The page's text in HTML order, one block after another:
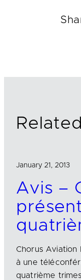
January 21, 2013
Avis –
Chorus Aviation
à une
quatrième